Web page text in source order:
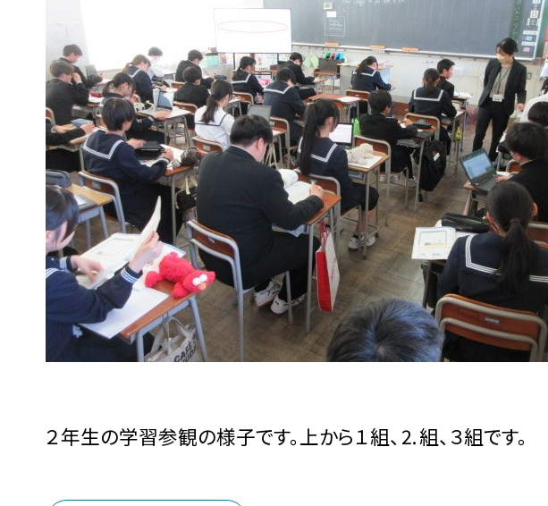
２年生の学習参観の様子です。上から１組、⒉組、３組です。